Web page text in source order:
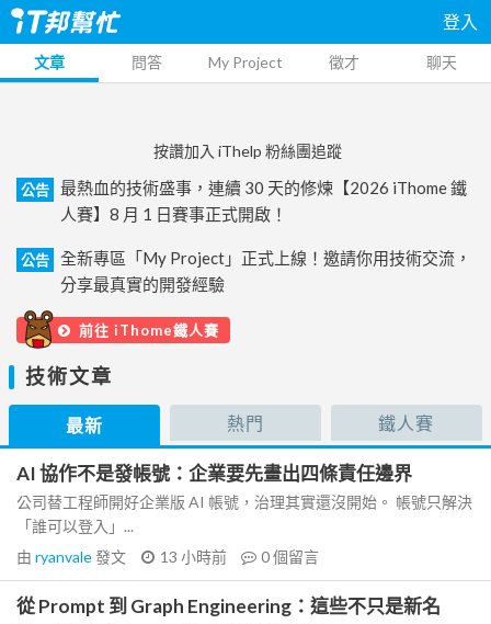
登入
文章 問答 My Project 徵才 聊天
按讚加入 iThelp 粉絲團追蹤
公告
最熱血的技術盛事，連續 30 天的修煉【2026 iThome 鐵
人賽】8 月 1 日賽事正式開啟！
公告
全新專區「My Project」正式上線！邀請你用技術交流，
分享最真實的開發經驗
前往 iThome鐵人賽
技術文章
最新 熱門 鐵人賽
AI 協作不是發帳號：企業要先畫出四條責任邊界
公司替工程師開好企業版 AI 帳號，治理其實還沒開始。 帳號只解決
「誰可以登入」...
由 ryanvale發文 13 小時前 0個留言
從 Prompt 到 Graph Engineering：這些不只是新名